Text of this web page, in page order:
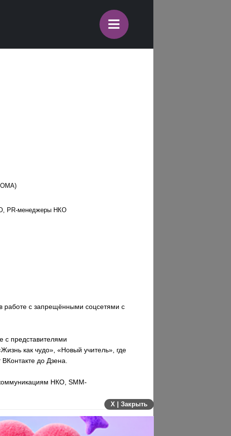
≡
PR-менеджеры НКО
работе с запрещёнными соцсетями с
с представителями
как чудо», «Новый учитель», где
до Дзена.
НКО, SMM-
X | Закрыть